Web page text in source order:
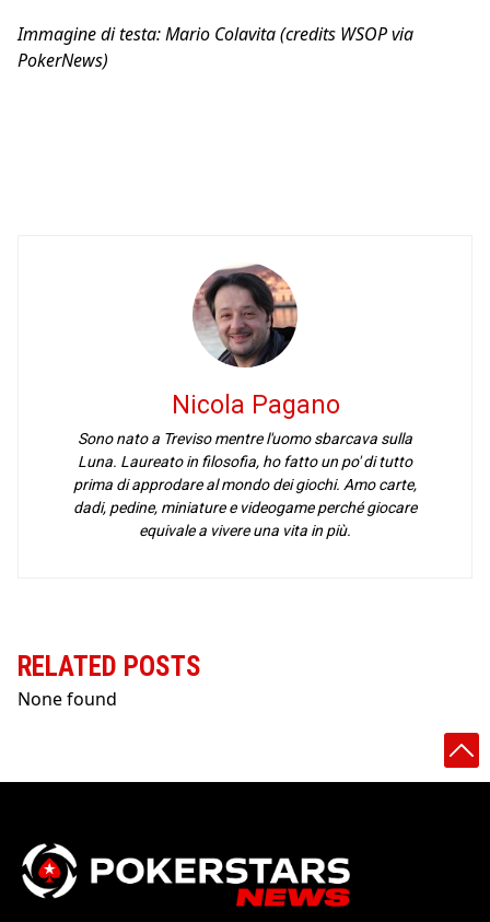
Immagine di testa: Mario Colavita (credits WSOP via
PokerNews)
Nicola Pagano
Sono nato a Treviso mentre l'uomo sbarcava sulla
Luna. Laureato in filosofia, ho fatto un po' di tutto
prima di approdare al mondo dei giochi. Amo carte,
dadi, pedine, miniature e videogame perché giocare
equivale a vivere una vita in più.
RELATED POSTS
None found